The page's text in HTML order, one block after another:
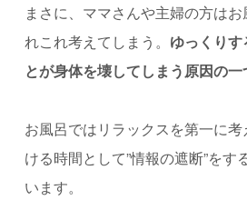
まさに、ママさんや主婦の方は
れこれ考えてしまう。 ゆっくりす
とが身体を壊してしまう原因の一
お風呂ではリラックスを第一に
ける時間として”情報の遮断”をす
います。